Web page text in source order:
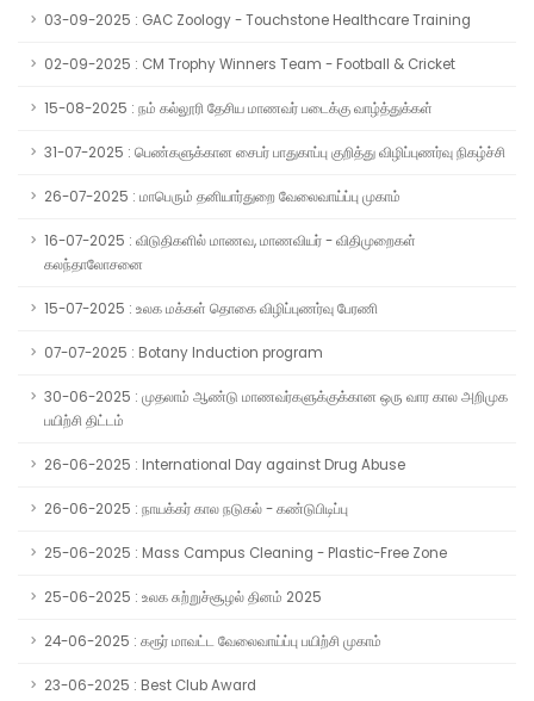
03-09-2025 : GAC Zoology - Touchstone Healthcare Training
02-09-2025 : CM Trophy Winners Team - Football & Cricket
15-08-2025 : நம் கல்லூரி தேசிய மாணவர் படைக்கு வாழ்த்துக்கள்
31-07-2025 : பெண்களுக்கான சைபர் பாதுகாப்பு குறித்து விழிப்புணர்வு நிகழ்ச்சி
26-07-2025 : மாபெரும் தனியார்துறை வேலைவாய்ப்பு முகாம்
16-07-2025 : விடுதிகளில் மாணவ, மாணவியர் - விதிமுறைகள்
கலந்தாலோசனை
15-07-2025 : உலக மக்கள் தொகை விழிப்புணர்வு பேரணி
07-07-2025 : Botany Induction program
30-06-2025 : முதலாம் ஆண்டு மாணவர்களுக்குக்கான ஒரு வார கால அறிமுக
பயிற்சி திட்டம்
26-06-2025 : International Day against Drug Abuse
26-06-2025 : நாயக்கர் கால நடுகல் - கண்டுபிடிப்பு
25-06-2025 : Mass Campus Cleaning - Plastic-Free Zone
25-06-2025 : உலக சுற்றுச்சூழல் தினம் 2025
24-06-2025 : கரூர் மாவட்ட வேலைவாய்ப்பு பயிற்சி முகாம்
23-06-2025 : Best Club Award